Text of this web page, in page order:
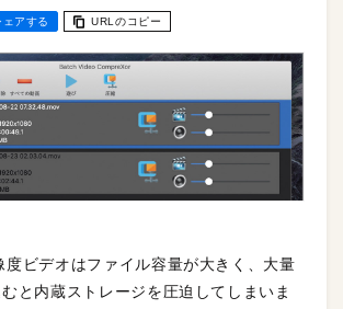
ェアする URLのコピー
度ビデオはファイル容量が大きく、大量
と内蔵ストレージを圧迫してしまいま